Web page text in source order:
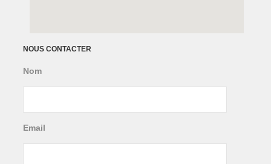
NOUS CONTACTER
Nom
Email